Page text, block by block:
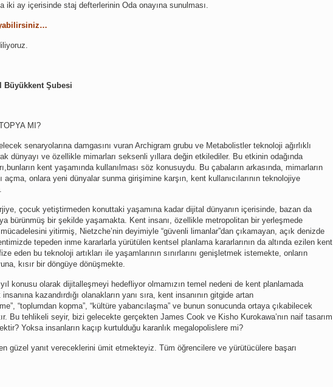
iki ay içerisinde staj defterlerinin Oda onayına sunulması.
Büyükkent Şubesi
MI?
senaryolarına damgasını vuran Archigram grubu ve Metabolistler teknoloji ağırlıklı
dünyayı ve özellikle mimarları seksenli yıllara değin etkilediler. Bu etkinin odağında
kent yaşamında kullanılması söz konusuydu. Bu çabaların arkasında, mimarların
açma, onlara yeni dünyalar sunma girişimine karşın, kent kullanıcılarının teknolojiye
çocuk yetiştirmeden konuttaki yaşamına kadar dijital dünyanın içerisinde, bazan da
bürünmüş bir şekilde yaşamakta. Kent insanı, özellikle metropolitan bir yerleşmede
yitirmiş, Nietzche’nin deyimiyle “güvenli limanlar”dan çıkamayan, açık denizde
tepeden inme kararlarla yürütülen kentsel planlama kararlarının da altında ezilen kent
eden bu teknoloji artıkları ile yaşamlarının sınırlarını genişletmek istemekte, onların
kısır bir döngüye dönüşmekte.
konusu olarak dijitalleşmeyi hedefliyor olmamızın temel nedeni de kent planlamada
kazandırdığı olanakların yanı sıra, kent insanının gitgide artan
“toplumdan kopma”, “kültüre yabancılaşma” ve bunun sonucunda ortaya çıkabilecek
Bu tehlikeli seyir, bizi gelecekte gerçekten James Cook ve Kisho Kurokawa’nın naif tasarım
Yoksa insanların kaçıp kurtulduğu karanlık megalopolislere mi?
güzel yanıt vereceklerini ümit etmekteyiz. Tüm öğrencilere ve yürütücülere başarı